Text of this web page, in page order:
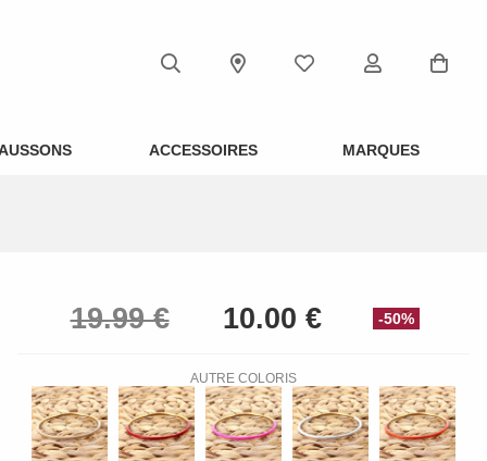
ACCESSOIRES MARQUES
-50%
AUTRE COLORIS